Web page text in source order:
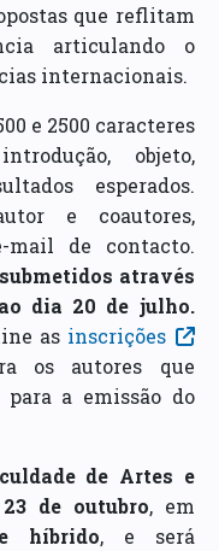
que reflitam
articulando o
internacionais.
e 2500 caracteres
objeto,
esperados.
e coautores,
de contacto.
através
dia 20 de julho.
asinscrições
os autores que
a emissão do
de Artes e
de outubro, em
híbrido, e será